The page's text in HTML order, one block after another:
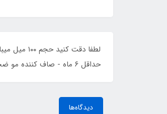
حداقل ۶ ماه - صاف کننده مو ضخیم - مناسب موهای سالم ، رنگ شده و دکلره سالم
دیدگاه‌ها